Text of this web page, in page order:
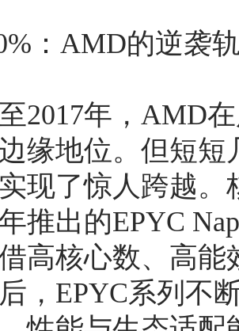
：AMD的逆袭
2017年，AMD
缘地位。但短
现了惊人跨越。
出的EPYC
高核心数、高
，EPYC系列不